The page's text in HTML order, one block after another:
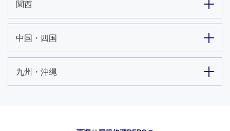
関西
中国・四国
九州・沖縄